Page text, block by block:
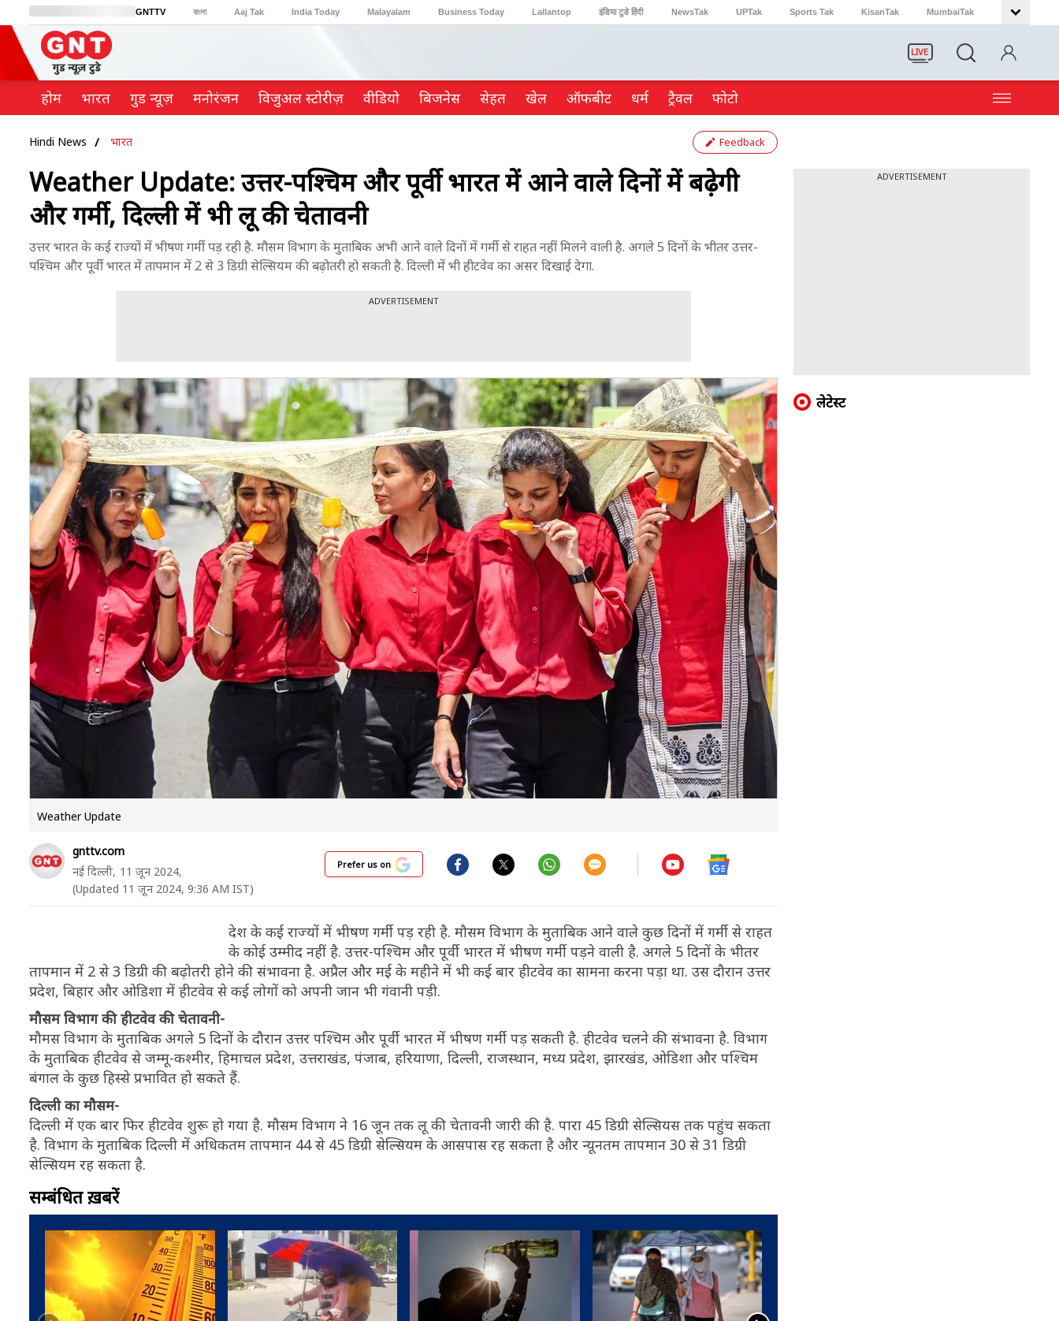
GNTTV বাংলা Aaj Tak India Today Malayalam Business Today Lallantop इंडिया टुडे हिंदी NewsTak UPTak Sports Tak KisanTak MumbaiTak
BT Bazaar Cosmopolitan
LIVE
होम भारत गुड न्यूज़ मनोरंजन विजुअल स्टोरीज़ वीडियो ब‍िजनेस सेहत खेल ऑफबीट धर्म ट्रैवल फोटो
Hindi News भारत Feedback
Weather Update: उत्तर-पश्चिम और पूर्वी भारत में आने वाले दिनों में बढ़ेगी
और गर्मी, दिल्ली में भी लू की चेतावनी
उत्तर भारत के कई राज्यों में भीषण गर्मी पड़ रही है. मौसम विभाग के मुताबिक अभी आने वाले दिनों में गर्मी से राहत नहीं मिलने वाली है. अगले 5 दिनों के भीतर उत्तर-
पश्चिम और पूर्वी भारत में तापमान में 2 से 3 डिग्री सेल्सियम की बढ़ोतरी हो सकती है. दिल्ली में भी हीटवेव का असर दिखाई देगा.
ADVERTISEMENT
Weather Update
gnttv.com
नई दिल्ली, 11 जून 2024,
(Updated 11 जून 2024, 9:36 AM IST)
Prefer us on
देश के कई राज्यों में भीषण गर्मी पड़ रही है. मौसम विभाग के मुताबिक आने वाले कुछ दिनों में गर्मी से राहत
के कोई उम्मीद नहीं है. उत्तर-पश्चिम और पूर्वी भारत में भीषण गर्मी पड़ने वाली है. अगले 5 दिनों के भीतर
तापमान में 2 से 3 डिग्री की बढ़ोतरी होने की संभावना है. अप्रैल और मई के महीने में भी कई बार हीटवेव का सामना करना पड़ा था. उस दौरान उत्तर
प्रदेश, बिहार और ओडिशा में हीटवेव से कई लोगों को अपनी जान भी गंवानी पड़ी.
मौसम विभाग की हीटवेव की चेतावनी-
मौमस विभाग के मुताबिक अगले 5 दिनों के दौरान उत्तर पश्चिम और पूर्वी भारत में भीषण गर्मी पड़ सकती है. हीटवेव चलने की संभावना है. विभाग
के मुताबिक हीटवेव से जम्मू-कश्मीर, हिमाचल प्रदेश, उत्तराखंड, पंजाब, हरियाणा, दिल्ली, राजस्थान, मध्य प्रदेश, झारखंड, ओडिशा और पश्चिम
बंगाल के कुछ हिस्से प्रभावित हो सकते हैं.
दिल्ली का मौसम-
दिल्ली में एक बार फिर हीटवेव शुरू हो गया है. मौसम विभाग ने 16 जून तक लू की चेतावनी जारी की है. पारा 45 डिग्री सेल्सियस तक पहुंच सकता
है. विभाग के मुताबिक दिल्ली में अधिकतम तापमान 44 से 45 डिग्री सेल्सियम के आसपास रह सकता है और न्यूनतम तापमान 30 से 31 डिग्री
सेल्सियम रह सकता है.
सम्बंधित ख़बरें
ADVERTISEMENT
लेटेस्ट